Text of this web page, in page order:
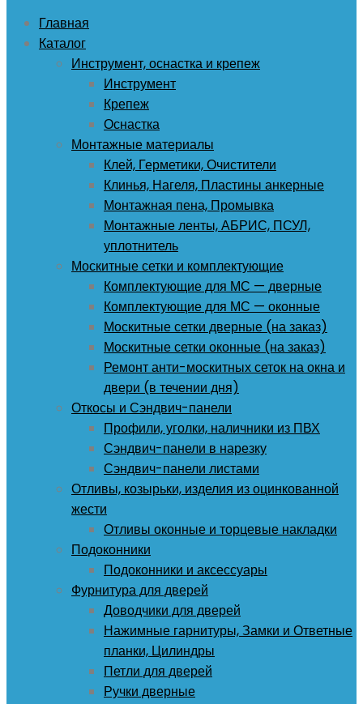
Главная
Каталог
Инструмент, оснастка и крепеж
Инструмент
Крепеж
Оснастка
Монтажные материалы
Клей, Герметики, Очистители
Клинья, Нагеля, Пластины анкерные
Монтажная пена, Промывка
Монтажные ленты, АБРИС, ПСУЛ,
уплотнитель
Москитные сетки и комплектующие
Комплектующие для МС — дверные
Комплектующие для МС — оконные
Москитные сетки дверные (на заказ)
Москитные сетки оконные (на заказ)
Ремонт анти-москитных сеток на окна и
двери (в течении дня)
Откосы и Сэндвич-панели
Профили, уголки, наличники из ПВХ
Сэндвич-панели в нарезку
Сэндвич-панели листами
Отливы, козырьки, изделия из оцинкованной
жести
Отливы оконные и торцевые накладки
Подоконники
Подоконники и аксессуары
Фурнитура для дверей
Доводчики для дверей
Нажимные гарнитуры, Замки и Ответные
планки, Цилиндры
Петли для дверей
Ручки дверные